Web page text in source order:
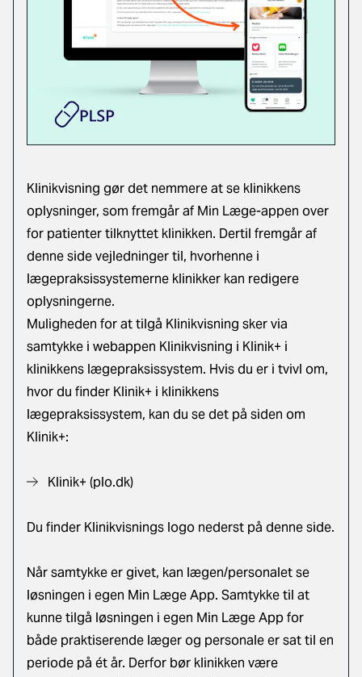
Klinikvisning gør det nemmere at se klinikkens
oplysninger, som fremgår af Min Læge-appen over
for patienter tilknyttet klinikken. Dertil fremgår af
denne side vejledninger til, hvorhenne i
lægepraksissystemerne klinikker kan redigere
oplysningerne.
Muligheden for at tilgå Klinikvisning sker via
samtykke i webappen Klinikvisning i Klinik+ i
klinikkens lægepraksissystem. Hvis du er i tvivl om,
hvor du finder Klinik+ i klinikkens
lægepraksissystem, kan du se det på siden om
Klinik+:
Klinik+ (plo.dk)
Du finder Klinikvisnings logo nederst på denne side.
Når samtykke er givet, kan lægen/personalet se
løsningen i egen Min Læge App. Samtykke til at
kunne tilgå løsningen i egen Min Læge App for
både praktiserende læger og personale er sat til en
periode på ét år. Derfor bør klinikken være